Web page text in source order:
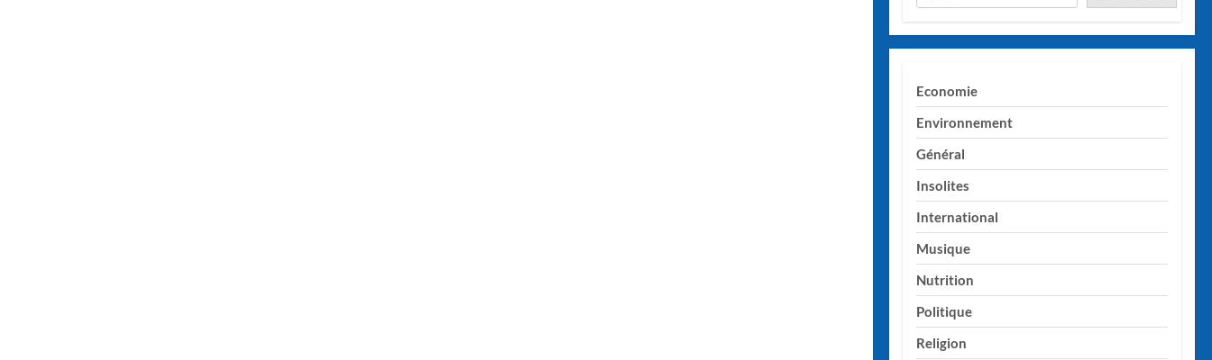
Economie
Environnement
Général
Insolites
International
Musique
Nutrition
Politique
Religion